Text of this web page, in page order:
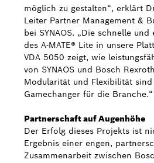
möglich zu gestalten“, erklärt
Leiter Partner Management &
bei SYNAOS. „Die schnelle
des A-MATE® Lite in unsere
VDA 5050 zeigt, wie
von SYNAOS und Bosch
Modularität und Flexibilität
Gamechanger für die Branche.“
Partnerschaft auf Augenhöhe
Der Erfolg dieses Projekts ist
Ergebnis einer engen,
Zusammenarbeit zwischen